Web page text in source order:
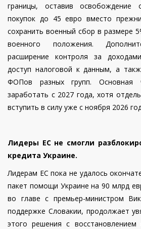
границы, оставив
покупок до 45 евро вместо
сохранить военный сбор в размере
военного положения.
расширение контроля за
доступ налоговой к данным, а
ФОПов разных групп. Основная
заработать с 2027 года, хотя
вступить в силу уже с ноября 2026
Лидеры ЕС не смогли
кредита Украине.
Лидерам ЕС пока не удалось
пакет помощи Украине на 90 млрд
во главе с премьер-министром
поддержке Словакии, продолжает
этого решения с восстановлением